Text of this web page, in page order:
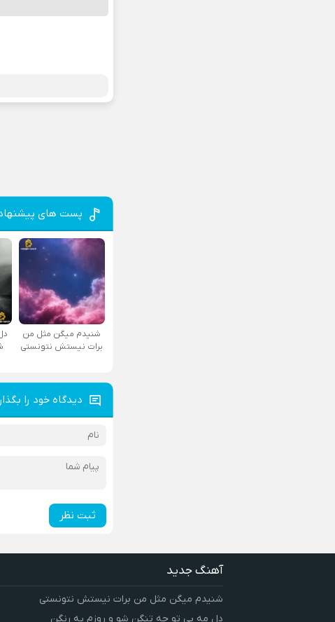
پست های
شنیدم میگن مثل من
برات نیستش نتونستی
دیدگاه خود را
ثبت نظر
آهنگ جدید
شنیدم میگن مثل من برات نیستش نتونستی
دل مه بی تو چه تنگن شو و روزم یه رنگن